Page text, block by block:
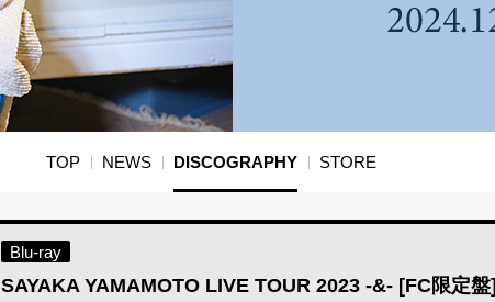
TOP NEWS DISCOGRAPHY STORE
Blu-ray
SAYAKA YAMAMOTO LIVE TOUR 2023 -&- [FC限定盤]